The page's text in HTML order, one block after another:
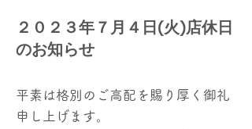
２０２３年７月４日(火)店休日
のお知らせ
平素は格別のご高配を賜り厚く御礼
申し上げます。